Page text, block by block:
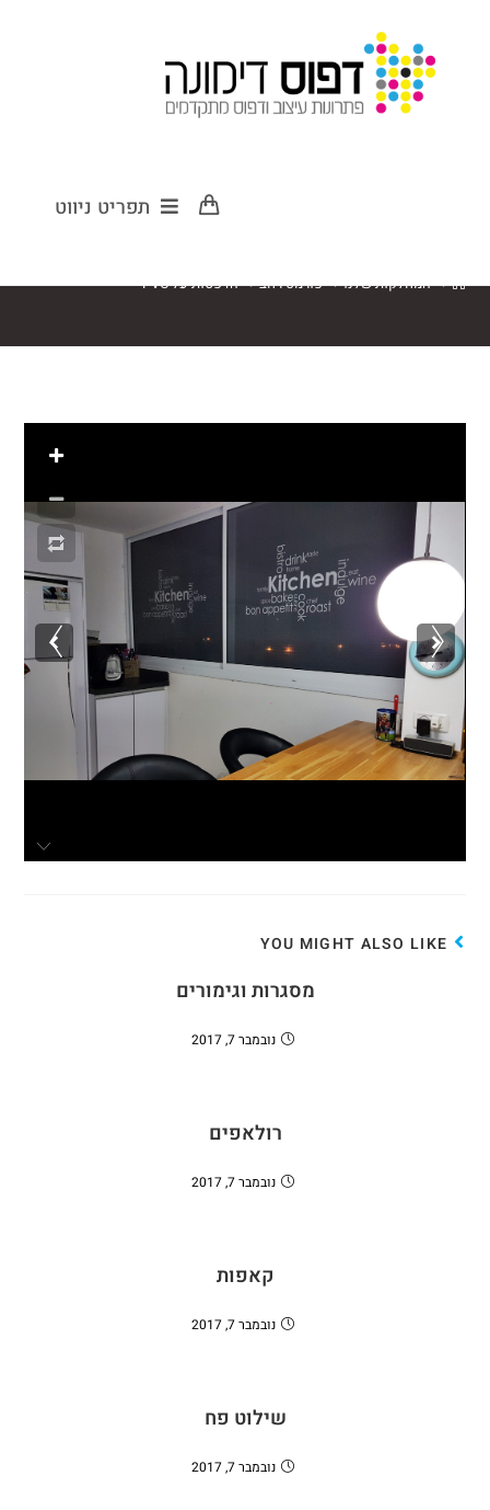
תפריט ניווט
> המחלקות שלנו > פורמט רחב > הדפסות על PVC
YOU MIGHT ALSO LIKE
מסגרות וגימורים
נובמבר 7, 2017
רולאפים
נובמבר 7, 2017
קאפות
נובמבר 7, 2017
שילוט פח
נובמבר 7, 2017